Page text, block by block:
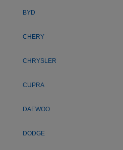
BYD
CHERY
CHRYSLER
CUPRA
DAEWOO
DODGE